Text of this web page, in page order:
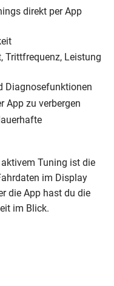
direkt per App
Trittfrequenz, Leistung
Diagnosefunktionen
App zu verbergen
Tuning ist die
im Display
die App hast du die
im Blick.